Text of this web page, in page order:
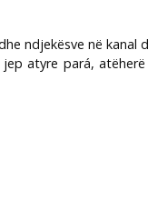
ndjekësve në
atyre pará,